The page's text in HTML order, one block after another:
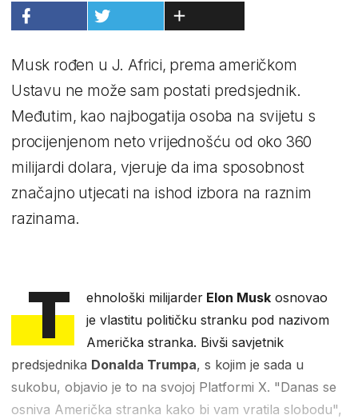
Musk rođen u J. Africi, prema američkom
Ustavu ne može sam postati predsjednik.
Međutim, kao najbogatija osoba na svijetu s
procijenjenom neto vrijednošću od oko 360
milijardi dolara, vjeruje da ima sposobnost
značajno utjecati na ishod izbora na raznim
razinama.
T ehnološki milijarder Elon Musk osnovao
je vlastitu političku stranku pod nazivom
Američka stranka. Bivši savjetnik
predsjednika Donalda Trumpa, s kojim je sada u
sukobu, objavio je to na svojoj Platformi X. "Danas se
osniva Američka stranka kako bi vam vratila slobodu",